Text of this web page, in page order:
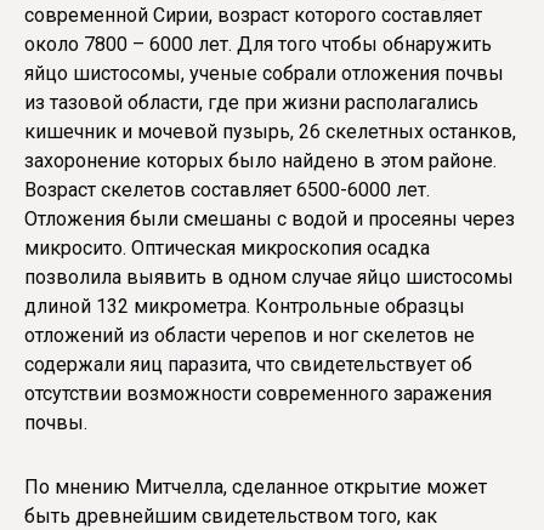
современной Сирии, возраст которого составляет
около 7800 – 6000 лет. Для того чтобы обнаружить
яйцо шистосомы, ученые собрали отложения почвы
из тазовой области, где при жизни располагались
кишечник и мочевой пузырь, 26 скелетных останков,
захоронение которых было найдено в этом районе.
Возраст скелетов составляет 6500-6000 лет.
Отложения были смешаны с водой и просеяны через
микросито. Оптическая микроскопия осадка
позволила выявить в одном случае яйцо шистосомы
длиной 132 микрометра. Контрольные образцы
отложений из области черепов и ног скелетов не
содержали яиц паразита, что свидетельствует об
отсутствии возможности современного заражения
почвы.
По мнению Митчелла, сделанное открытие может
быть древнейшим свидетельством того, как